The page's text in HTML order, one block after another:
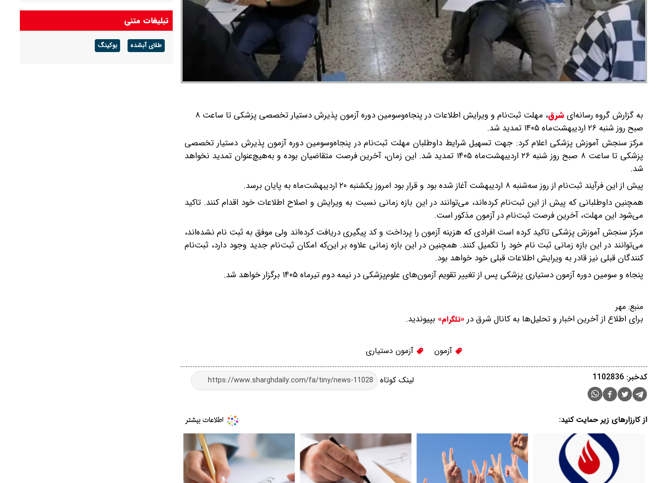
به گزارش گروه رسانه‌ایشرق،
مهلت ثبت‌نام و ویرایش اطلاعات در پنجاه‌وسومین دوره آزمون پذیرش دستیار تخصصی پزشکی تا ساعت ۸
صبح روز شنبه ۲۶ اردیبهشت‌ماه ۱۴۰۵ تمدید شد.
مرکز سنجش آموزش پزشکی اعلام کرد: جهت تسهیل شرایط داوطلبان مهلت ثبت‌نام در پنجاه‌وسومین دوره آزمون پذیرش دستیار تخصصی
پزشکی تا ساعت ۸ صبح روز شنبه ۲۶ اردیبهشت‌ماه ۱۴۰۵ تمدید شد. این زمان، آخرین فرصت متقاضیان بوده و به‌هیچ‌عنوان تمدید نخواهد
شد.
پیش از این فرآیند ثبت‌نام از روز سه‌شنبه ۸ اردیبهشت آغاز شده بود و قرار بود امروز یکشنبه ۲۰ اردیبهشت‌ماه به پایان برسد.
همچنین داوطلبانی که پیش از این ثبت‌نام کرده‌اند، می‌توانند در این بازه زمانی نسبت به ویرایش و اصلاح اطلاعات خود اقدام کنند. تاکید
می‌شود این مهلت، آخرین فرصت ثبت‌نام در آزمون مذکور است.
مرکز سنجش آموزش پزشکی تاکید کرده است افرادی که هزینه آزمون را پرداخت و کد پیگیری دریافت کرده‌اند ولی موفق ﺑﻪ ثبت نام نشده‌اند،
می‌توانند در این ﺑازه زمانی ثبت نام خود را تکمیل کنند. همچنین در این ﺑازه زمانی علاوه بر این‌که امکان ثبت‌نام جدید وجود دارد، ثبت‌نام
کنندگان قبلی نیز قادر به ویرایش اطلاعات قبلی خود خواهد بود.
پنجاه و سومین دوره آزمون دستیاری پزشکی پس از تغییر تقویم آزمون‌های علوم‌پزشکی در نیمه دوم تیرماه ۱۴۰۵ برگزار خواهد شد.
منبع: مهر
برای اطلاع از آخرین اخبار و تحلیل‌ها به کانال شرق در «تلگرام» بپیوندید.
آزمون آزمون دستیاری
لینک کوتاه کدخبر: 1102836
از کارزارهای زیر حمایت کنید:
باد و رگبار پراکنده
تبلیغات متنی
طلای آبشده بوکینگ